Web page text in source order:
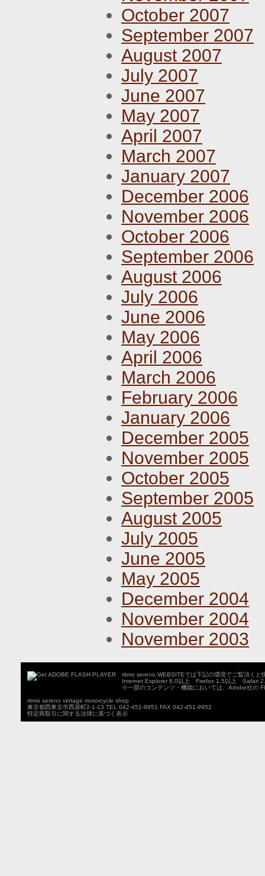
October 2007
September 2007
August 2007
July 2007
June 2007
May 2007
April 2007
March 2007
January 2007
December 2006
November 2006
October 2006
September 2006
August 2006
July 2006
June 2006
May 2006
April 2006
March 2006
February 2006
January 2006
December 2005
November 2005
October 2005
September 2005
August 2005
July 2005
June 2005
May 2005
December 2004
November 2004
November 2003
ritmo sereno WEBSITEでは下記の環境でご覧頂くと
Internet Explorer 6.0以上 Firefox 1.5以上 Safari
※一部のコンテンツ・機能においては、Adobe社の
ritmo sereno vintage motorcycle shop
東京都西東京市西原町2-1-13 TEL 042-451-9951 FAX 042-451-9952
特定商取引に関する法律に基づく表示